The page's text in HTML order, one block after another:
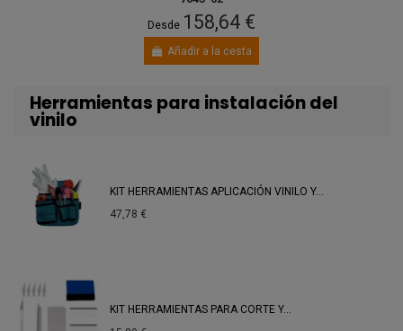
Desde 158,64 €
Añadir a la cesta
Herramientas para instalación del
vinilo
KIT HERRAMIENTAS APLICACIÓN VINILO Y...
47,78 €
KIT HERRAMIENTAS PARA CORTE Y...